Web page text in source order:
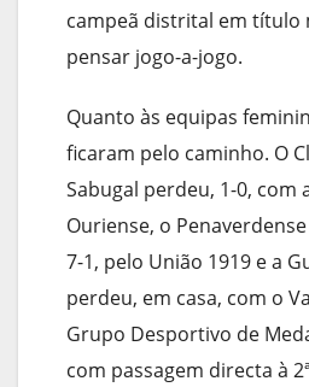
campeã distrital em título
pensar jogo-a-jogo.
Quanto às equipas
ficaram pelo caminho. O
Sabugal perdeu, 1-0, com
Ouriense, o
7-1, pelo União 1919 e a
perdeu, em casa, com o
Grupo Desportivo de
com passagem directa à